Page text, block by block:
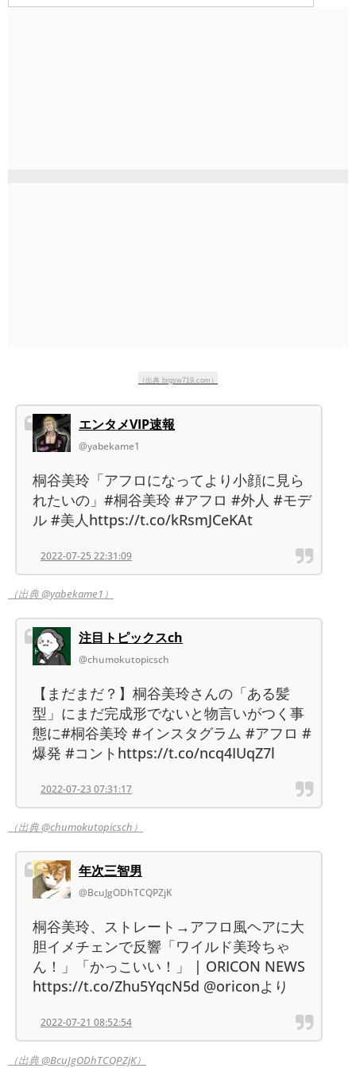
（出典 brgsw719.com）
エンタメVIP速報
@yabekame1
桐谷美玲「アフロになってより小顔に見ら
れたいの」#桐谷美玲 #アフロ #外人 #モデ
ル #美人https://t.co/kRsmJCeKAt
2022-07-25 22:31:09
（出典 @yabekame1）
注目トピックスch
@chumokutopicsch
【まだまだ？】桐谷美玲さんの「ある髪
型」にまだ完成形でないと物言いがつく事
態に#桐谷美玲 #インスタグラム #アフロ #
爆発 #コントhttps://t.co/ncq4IUqZ7l
2022-07-23 07:31:17
（出典 @chumokutopicsch）
年次三智男
@BcuJgODhTCQPZjK
桐谷美玲、ストレート→アフロ風ヘアに大
胆イメチェンで反響「ワイルド美玲ちゃ
ん！」「かっこいい！」 | ORICON NEWS
https://t.co/Zhu5YqcN5d @oriconより
2022-07-21 08:52:54
（出典 @BcuJgODhTCQPZjK）